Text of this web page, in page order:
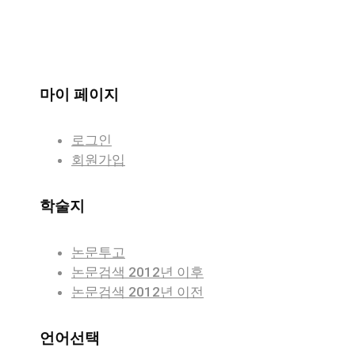
마이 페이지
로그인
회원가입
학술지
논문투고
논문검색 2012년 이후
논문검색 2012년 이전
언어선택